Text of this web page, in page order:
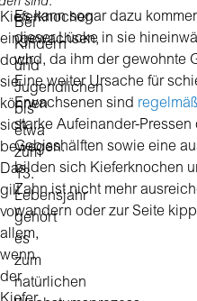
Kieferknochen
eingewachsen,
doch
sie
können
sich
bewegen.
Das
gilt
vor
allem,
wenn
der
sind.
Bei
Kindern
und
Jugendlichen
bis
etwa
zum
13.
Lebensjahr
gehört
es
zum
natürlichen
Es kann sogar dazu
dieser Lücke in sie
wird, da ihm der gewohnte
Eine weiter Ursache für
Erwachsenen sind
starke Aufeinander-
Gebisshälften sowie eine
bilden sich Kieferknochen
Zahn ist nicht mehr
wandern oder zur Seite